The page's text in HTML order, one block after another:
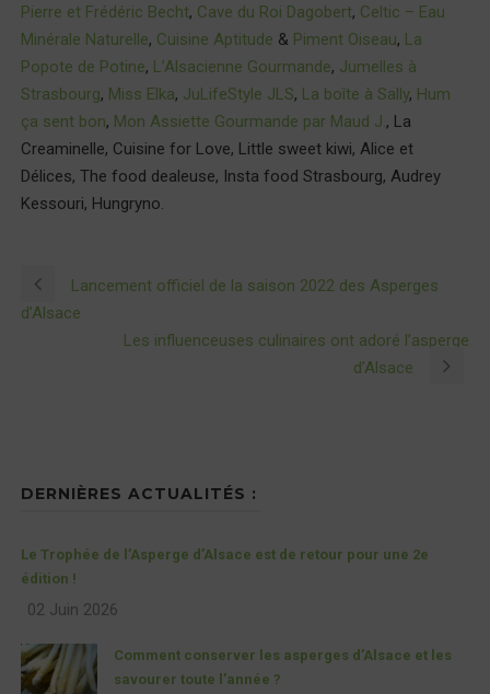
Pierre et Frédéric Becht, Cave du Roi Dagobert, Celtic – Eau
Minérale Naturelle, Cuisine Aptitude & Piment Oiseau, La
Popote de Potine, L’Alsacienne Gourmande, Jumelles à
Strasbourg, Miss Elka, JuLifeStyle JLS, La boîte à Sally, Hum
ça sent bon, Mon Assiette Gourmande par Maud J. , La
Creaminelle, Cuisine for Love, Little sweet kiwi, Alice et
Délices, The food dealeuse, Insta food Strasbourg, Audrey
Kessouri, Hungryno.
Lancement officiel de la saison 2022 des Asperges
d’Alsace
Les influenceuses culinaires ont adoré l’asperge
d’Alsace
DERNIÈRES ACTUALITÉS :
Le Trophée de l’Asperge d’Alsace est de retour pour une 2e
édition !
02 Juin 2026
Comment conserver les asperges d’Alsace et les
savourer toute l’année ?